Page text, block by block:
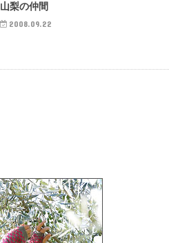
山梨の仲間
2008.09.22